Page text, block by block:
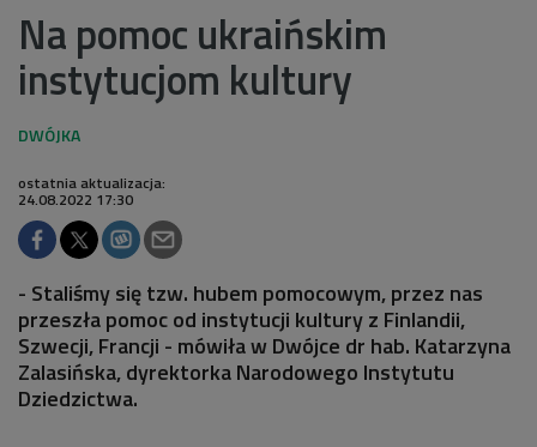
Na pomoc ukraińskim
instytucjom kultury
ostatnia aktualizacja:
24.08.2022 17:30
- Staliśmy się tzw. hubem pomocowym, przez nas
przeszła pomoc od instytucji kultury z Finlandii,
Szwecji, Francji - mówiła w Dwójce dr hab. Katarzyna
Zalasińska, dyrektorka Narodowego Instytutu
Dziedzictwa.